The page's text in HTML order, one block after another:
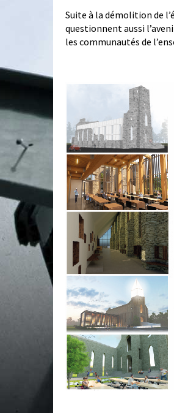
Suite à la démolition de
questionnent aussi
les communautés de